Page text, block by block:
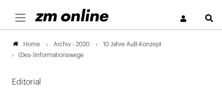
Home Archiv - 2020
10 Jahre AuB-Konzept
(Des-)Informationswege
Editorial